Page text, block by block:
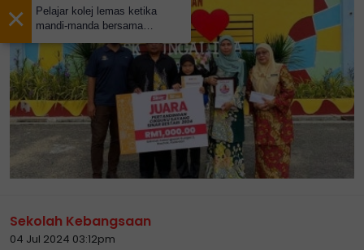
Sekolah Kebangsaan
04 Jul 2024 03:12pm
×
Pelajar kolej lemas ketika
mandi-manda bersama
sembilan rakan